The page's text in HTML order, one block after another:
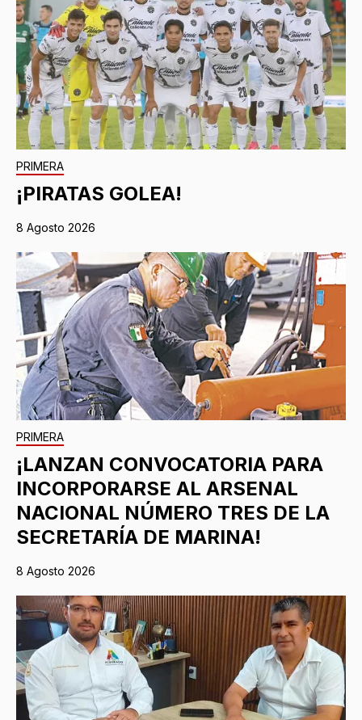
PRIMERA
¡PIRATAS GOLEA!
8 Agosto 2026
PRIMERA
¡LANZAN CONVOCATORIA PARA
INCORPORARSE AL ARSENAL
NACIONAL NÚMERO TRES DE LA
SECRETARÍA DE MARINA!
8 Agosto 2026